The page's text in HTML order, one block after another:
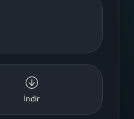
İndir